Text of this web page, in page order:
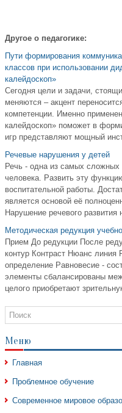
Другое о педагогике:
Пути формирования
классов при использовании
калейдоскоп»
Сегодня цели и задачи,
меняются – акцент
компетенции. Именно
калейдоскоп» поможет в
игр представляют мощный
Речевые нарушения у детей
Речь - одна из самых
человека. Развить эту
воспитательной работы.
является основой её
Нарушение речевого
Методическая редукция
Прием До редукции После
контур Контраст Нюанс линия
определение Равновесие -
элементы сбалансированы
целого приобретают
Меню
Главная
Проблемное обучение
Современное мировое